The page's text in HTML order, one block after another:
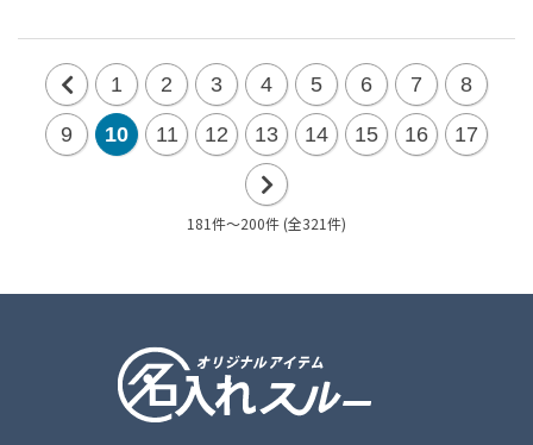
前
1 2 3 4 5 6 7 8
9 10 11 12 13 14 15 16 17
次
181件～200件 (全321件)